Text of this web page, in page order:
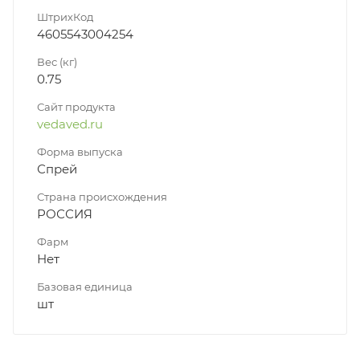
ШтрихКод
4605543004254
Вес (кг)
0.75
Сайт продукта
vedaved.ru
Форма выпуска
Спрей
Страна происхождения
РОССИЯ
Фарм
Нет
Базовая единица
шт